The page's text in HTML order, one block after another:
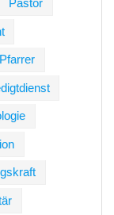
Pastor
Pfarrer